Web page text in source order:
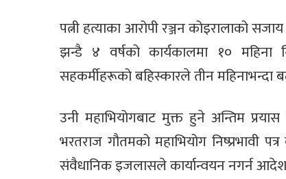
पत्नी हत्याका आरोपी रञ्जन कोइरालाको
झन्डै ४ वर्षको कार्यकालमा १० महिना
सहकर्मीहरूको बहिस्कारले तीन महिनाभन्दा
उनी महाभियोगबाट मुक्त हुने अन्तिम
भरतराज गौतमको महाभियोग निष्प्रभावी
संवैधानिक इजलासले कार्यान्वयन नगर्न आदेश